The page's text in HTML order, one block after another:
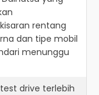
rentang
dan tipe mobil
menunggu
drive terlebih